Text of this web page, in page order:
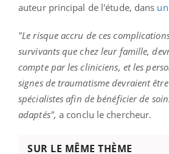
auteur principal de l'étude, dans
"Le risque accru de ces
survivants que chez leur famille,
compte par les cliniciens, et les
signes de traumatisme devraient
spécialistes afin de bénéficier de
adaptés", a conclu le chercheur.
SUR LE MÊME THÈME